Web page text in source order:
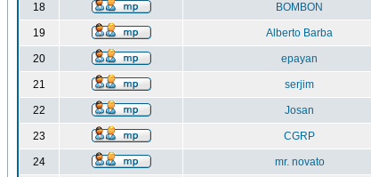
18 BOMBON
19 Alberto Barba
20 epayan
21 serjim
22 Josan
23 CGRP
24 mr. novato